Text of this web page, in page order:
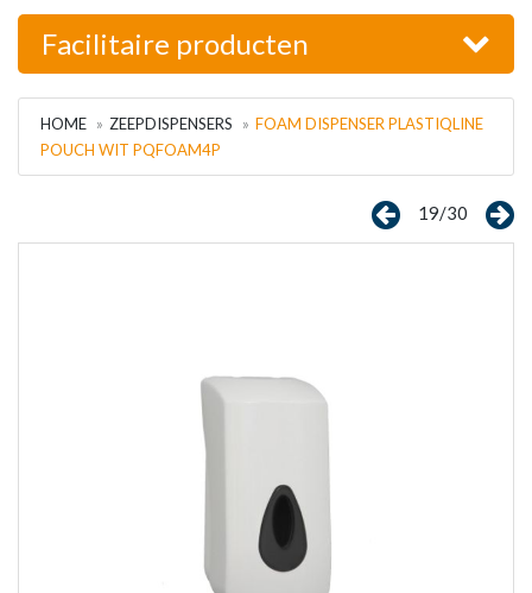
Facilitaire producten
HOME ZEEPDISPENSERS
FOAM DISPENSER PLASTIQLINE
POUCH WIT PQFOAM4P
19/30